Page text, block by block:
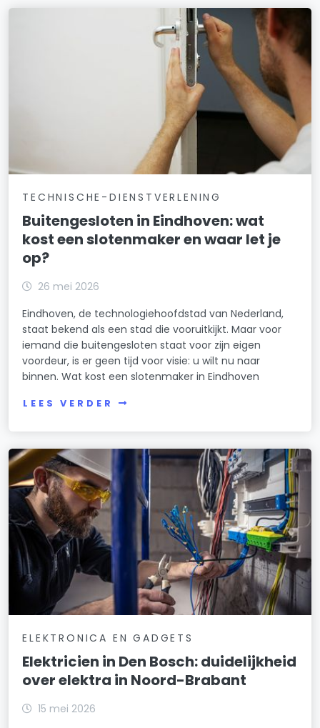
TECHNISCHE-DIENSTVERLENING
Buitengesloten in Eindhoven: wat
kost een slotenmaker en waar let je
op?
26 mei 2026
Eindhoven, de technologiehoofdstad van Nederland,
staat bekend als een stad die vooruitkijkt. Maar voor
iemand die buitengesloten staat voor zijn eigen
voordeur, is er geen tijd voor visie: u wilt nu naar
binnen. Wat kost een slotenmaker in Eindhoven
LEES VERDER
ELEKTRONICA EN GADGETS
Elektricien in Den Bosch: duidelijkheid
over elektra in Noord-Brabant
15 mei 2026